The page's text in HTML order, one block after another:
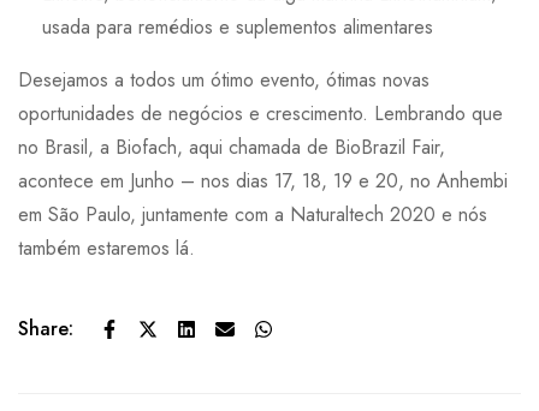
usada para remédios e suplementos alimentares
Desejamos a todos um ótimo evento, ótimas novas
oportunidades de negócios e crescimento. Lembrando que
no Brasil, a Biofach, aqui chamada de BioBrazil Fair,
acontece em Junho – nos dias 17, 18, 19 e 20, no Anhembi
em São Paulo, juntamente com a Naturaltech 2020 e nós
também estaremos lá.
Share: